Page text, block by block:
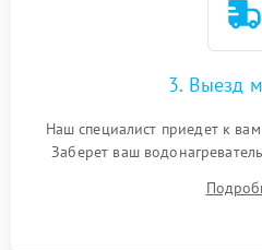
3. Выезд
Наш специалист приедет к
Заберет ваш